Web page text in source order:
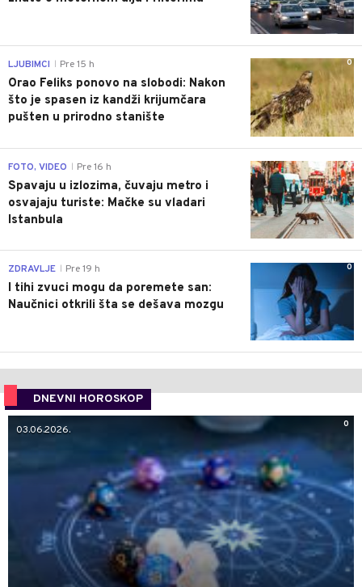
0
LJUBIMCI Pre 15 h
Orao Feliks ponovo na slobodi: Nakon
što je spasen iz kandži krijumčara
pušten u prirodno stanište
0
FOTO, VIDEO Pre 16 h
Spavaju u izlozima, čuvaju metro i
osvajaju turiste: Mačke su vladari
Istanbula
0
ZDRAVLJE Pre 19 h
I tihi zvuci mogu da poremete san:
Naučnici otkrili šta se dešava mozgu
DNEVNI HOROSKOP
0
03.06.2026.